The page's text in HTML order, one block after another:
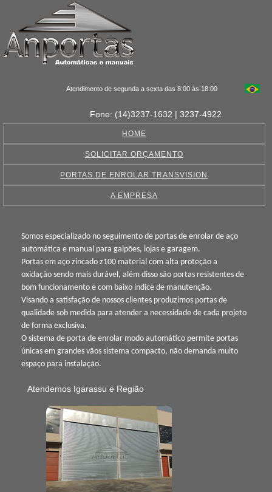
Atendimento de segunda a sexta das 8:00 às 18:00
Fone: (14)3237-1632 | 3237-4922
HOME
SOLICITAR ORÇAMENTO
PORTAS DE ENROLAR TRANSVISION
A EMPRESA
Somos especializado no seguimento de portas de enrolar de aço
automática e manual para galpões, lojas e garagem.
Portas em aço zincado z100 material com alta proteção a
oxidação sendo mais durável, além disso são portas resistentes de
bom funcionamento e com baixo índice de manutenção.
Visando a satisfação de nossos clientes produzimos portas de
qualidade sob medida para atender a necessidade de cada projeto
de forma exclusiva.
O sistema de porta de enrolar modo automático permite portas
únicas em grandes vãos sistema compacto, não demanda muito
espaço para instalação.
Atendemos Igarassu e Região